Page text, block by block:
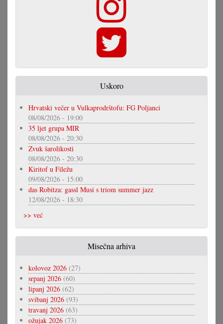
Uskoro
Hrvatski večer u Vulkaprodrštofu: FG Poljanci
08/08/2026 - 19:00
35 ljet grupa MIR
08/08/2026 - 20:30
Zvuk šarolikosti
08/08/2026 - 20:30
Kiritof u Filežu
09/08/2026 - 15:00
das Robitza: gassl Musi s triom summer jazz
12/08/2026 - 18:30
>> već
Misečna arhiva
kolovoz 2026 (27)
srpanj 2026 (60)
lipanj 2026 (62)
svibanj 2026 (93)
travanj 2026 (63)
ožujak 2026 (73)